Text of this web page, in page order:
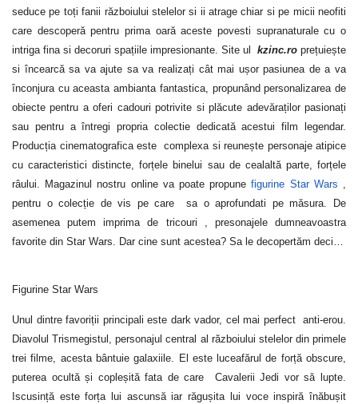
seduce pe toți fanii războiului stelelor si ii atrage chiar si pe micii neofiti
care descoperă pentru prima oară aceste povesti supranaturale cu o
intriga fina si decoruri spațiile impresionante. Site ul kzinc.ro prețuiește
si încearcă sa va ajute sa va realizați cât mai ușor pasiunea de a va
înconjura cu aceasta ambianta fantastica, propunând personalizarea de
obiecte pentru a oferi cadouri potrivite si plăcute adevăraților pasionați
sau pentru a întregi propria colectie dedicată acestui film legendar.
Producția cinematografica este complexa si reunește personaje atipice
cu caracteristici distincte, forțele binelui sau de cealaltă parte, forțele
râului. Magazinul nostru online va poate propune figurine Star Wars ,
pentru o colecție de vis pe care sa o aprofundati pe măsura. De
asemenea putem imprima de tricouri , presonajele dumneavoastra
favorite din Star Wars. Dar cine sunt acestea? Sa le decopertăm deci…
Figurine Star Wars
Unul dintre favoriții principali este dark vador, cel mai perfect
anti-erou.
Diavolul Trismegistul, personajul central al războiului stelelor din primele
trei filme, acesta bântuie galaxiile. El este luceafărul de forță obscure,
puterea ocultă și copleșită fata de care
Cavalerii Jedi vor să lupte.
Iscusință este forța lui ascunsă iar răgușita lui voce inspiră înăbușit